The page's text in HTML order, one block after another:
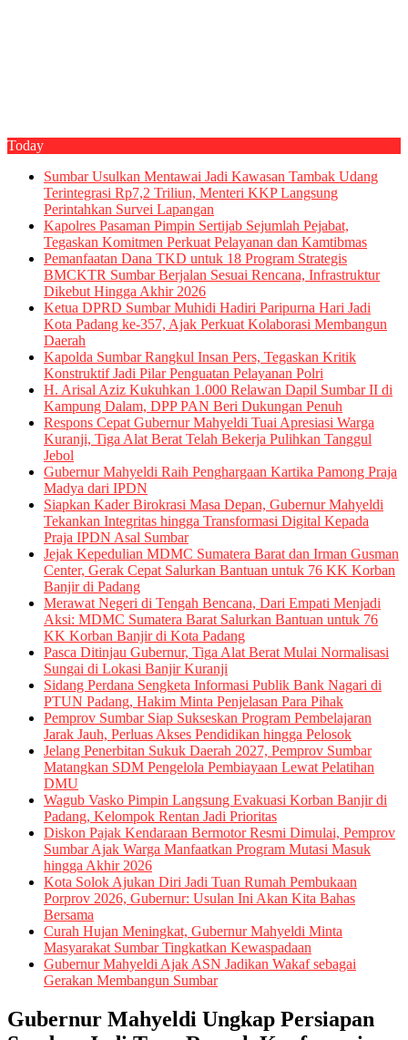
Today
Sumbar Usulkan Mentawai Jadi Kawasan Tambak Udang
Terintegrasi Rp7,2 Triliun, Menteri KKP Langsung
Perintahkan Survei Lapangan
Kapolres Pasaman Pimpin Sertijab Sejumlah Pejabat,
Tegaskan Komitmen Perkuat Pelayanan dan Kamtibmas
Pemanfaatan Dana TKD untuk 18 Program Strategis
BMCKTR Sumbar Berjalan Sesuai Rencana, Infrastruktur
Dikebut Hingga Akhir 2026
Ketua DPRD Sumbar Muhidi Hadiri Paripurna Hari Jadi
Kota Padang ke-357, Ajak Perkuat Kolaborasi Membangun
Daerah
Kapolda Sumbar Rangkul Insan Pers, Tegaskan Kritik
Konstruktif Jadi Pilar Penguatan Pelayanan Polri
H. Arisal Aziz Kukuhkan 1.000 Relawan Dapil Sumbar II di
Kampung Dalam, DPP PAN Beri Dukungan Penuh
Respons Cepat Gubernur Mahyeldi Tuai Apresiasi Warga
Kuranji, Tiga Alat Berat Telah Bekerja Pulihkan Tanggul
Jebol
Gubernur Mahyeldi Raih Penghargaan Kartika Pamong Praja
Madya dari IPDN
Siapkan Kader Birokrasi Masa Depan, Gubernur Mahyeldi
Tekankan Integritas hingga Transformasi Digital Kepada
Praja IPDN Asal Sumbar
Jejak Kepedulian MDMC Sumatera Barat dan Irman Gusman
Center, Gerak Cepat Salurkan Bantuan untuk 76 KK Korban
Banjir di Padang
Merawat Negeri di Tengah Bencana, Dari Empati Menjadi
Aksi: MDMC Sumatera Barat Salurkan Bantuan untuk 76
KK Korban Banjir di Kota Padang
Pasca Ditinjau Gubernur, Tiga Alat Berat Mulai Normalisasi
Sungai di Lokasi Banjir Kuranji
Sidang Perdana Sengketa Informasi Publik Bank Nagari di
PTUN Padang, Hakim Minta Penjelasan Para Pihak
Pemprov Sumbar Siap Sukseskan Program Pembelajaran
Jarak Jauh, Perluas Akses Pendidikan hingga Pelosok
Jelang Penerbitan Sukuk Daerah 2027, Pemprov Sumbar
Matangkan SDM Pengelola Pembiayaan Lewat Pelatihan
DMU
Wagub Vasko Pimpin Langsung Evakuasi Korban Banjir di
Padang, Kelompok Rentan Jadi Prioritas
Diskon Pajak Kendaraan Bermotor Resmi Dimulai, Pemprov
Sumbar Ajak Warga Manfaatkan Program Mutasi Masuk
hingga Akhir 2026
Kota Solok Ajukan Diri Jadi Tuan Rumah Pembukaan
Porprov 2026, Gubernur: Usulan Ini Akan Kita Bahas
Bersama
Curah Hujan Meningkat, Gubernur Mahyeldi Minta
Masyarakat Sumbar Tingkatkan Kewaspadaan
Gubernur Mahyeldi Ajak ASN Jadikan Wakaf sebagai
Gerakan Membangun Sumbar
Gubernur Mahyeldi Ungkap Persiapan